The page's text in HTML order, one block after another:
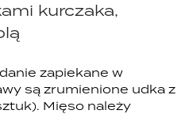
kurczaka,
zapiekane w
są zrumienione udka z
Mięso należy